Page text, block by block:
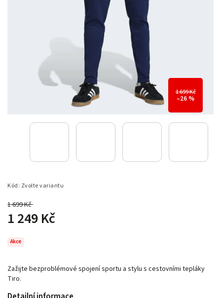
1 699 Kč
–26 %
Kód: Zvolte variantu
1 699 Kč
1 249 Kč
Akce
Zažijte bezproblémové spojení sportu a stylu s cestovními tepláky
Tiro.